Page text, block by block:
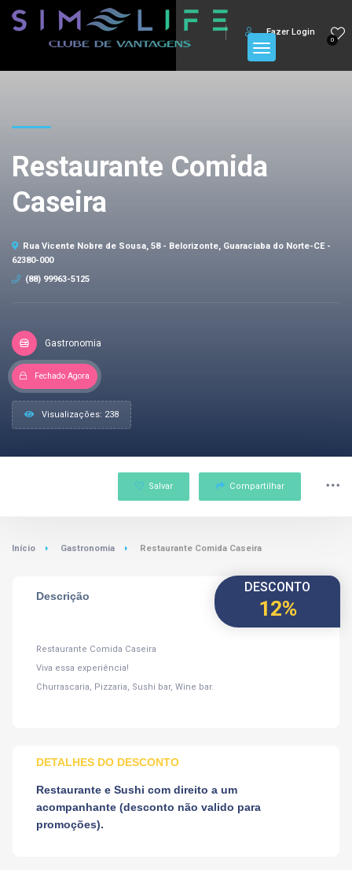
0
Fazer Login
Restaurante Comida
Caseira
Rua Vicente Nobre de Sousa, 58 - Belorizonte, Guaraciaba do Norte-CE -
62380-000
(88) 99963-5125
Gastronomia
Fechado Agora
Visualizações: 238
Salvar Compartilhar
Início Gastronomia Restaurante Comida Caseira
DESCONTO
12%
Descrição
Restaurante Comida Caseira
Viva essa experiência!
Churrascaria, Pizzaria, Sushi bar, Wine bar.
DETALHES DO DESCONTO
Restaurante e Sushi com direito a um
acompanhante (desconto não valido para
promoções).